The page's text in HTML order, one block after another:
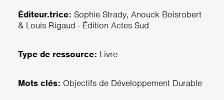
Éditeur.trice: Sophie Strady, Anouck Boisrobert
& Louis Rigaud - Édition Actes Sud
Type de ressource: Livre
Mots clés: Objectifs de Développement Durable